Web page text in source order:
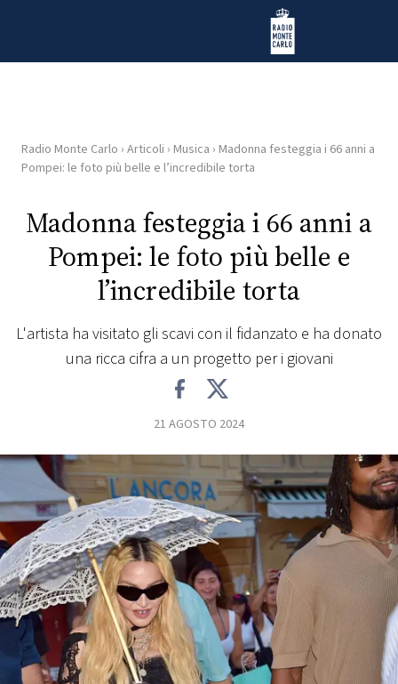
Radio Monte Carlo
HOME
RADIO
WEB
PLAYLIST
CONCORSI
EVENTI
VIDEO
TV
Radio Monte Carlo › Articoli › Musica › Madonna festeggia i 66 anni a
Pompei: le foto più belle e l’incredibile torta
Madonna festeggia i 66 anni a
Pompei: le foto più belle e
l’incredibile torta
L'artista ha visitato gli scavi con il fidanzato e ha donato
una ricca cifra a un progetto per i giovani
21 AGOSTO 2024